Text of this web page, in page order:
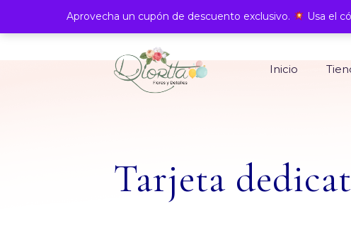
Inicio
Tarjeta
Aprovecha un cupón de descuento exclusivo. Usa el